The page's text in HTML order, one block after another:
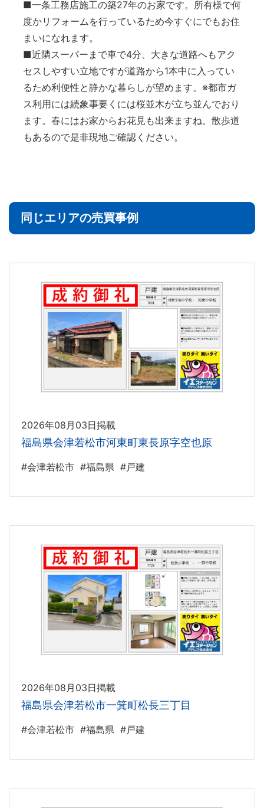
■一条工務店施工の築27年のお家です。所有様で何
度かリフォームを行っているため今すぐにでもお住
まいになれます。
■近隣スーパーまで車で4分、大きな道路へもアク
セスしやすい立地ですが道路から1本中に入ってい
るため利便性と静かな暮らしが望めます。※都市ガ
ス利用には続象事要くには桜並木が立ち並んでおり
ます。春にはお家からお花見も出来ますね。散歩道
もあるので是非現地ご確認ください。
同じエリアの売買事例
2026年08月03日掲載
福島県会津若松市河東町東長原字空也原
#会津若松市 #福島県 #戸建
2026年08月03日掲載
福島県会津若松市一箕町松長三丁目
#会津若松市 #福島県 #戸建